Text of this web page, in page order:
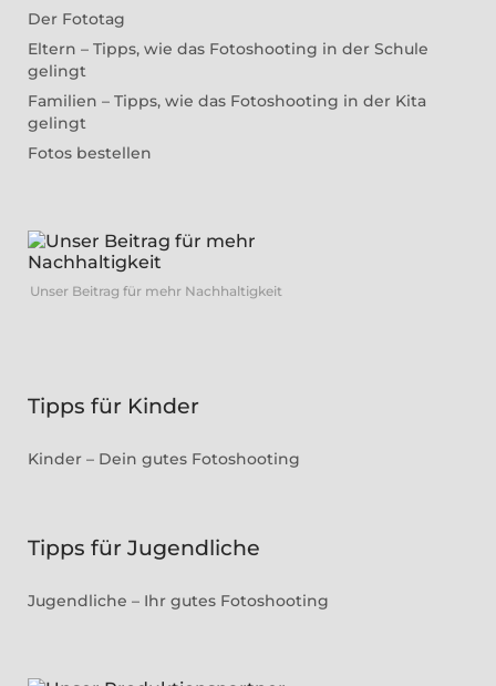
Der Fototag
Eltern – Tipps, wie das Fotoshooting in der Schule
gelingt
Familien – Tipps, wie das Fotoshooting in der Kita
gelingt
Fotos bestellen
Unser Beitrag für mehr Nachhaltigkeit
Tipps für Kinder
Kinder – Dein gutes Fotoshooting
Tipps für Jugendliche
Jugendliche – Ihr gutes Fotoshooting